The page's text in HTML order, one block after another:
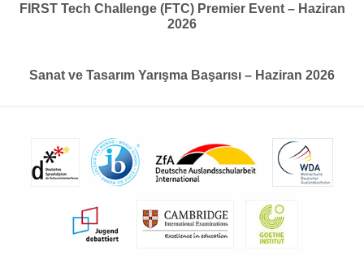
FIRST Tech Challenge (FTC) Premier Event – Haziran
2026
Sanat ve Tasarım Yarışma Başarısı – Haziran 2026